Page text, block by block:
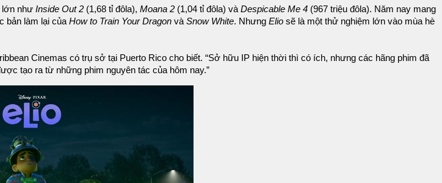
lớn như Inside Out 2 (1,68 tỉ đôla), Moana 2 (1,04 tỉ đôla) vàDespicable Me 4 (967 triệu đôla). Năm nay mang
bản làm lại củaHow to Train Your Dragon vàSnow White. Nhưng Elio sẽ là một thử nghiệm lớn vào mùa hè
Cinemas có trụ sở tại Puerto Rico cho biết. “Sở hữu IP hiện thời thì có ích, nhưng các hãng phim đã
tạo ra từ những phim nguyên tác của hôm nay.”